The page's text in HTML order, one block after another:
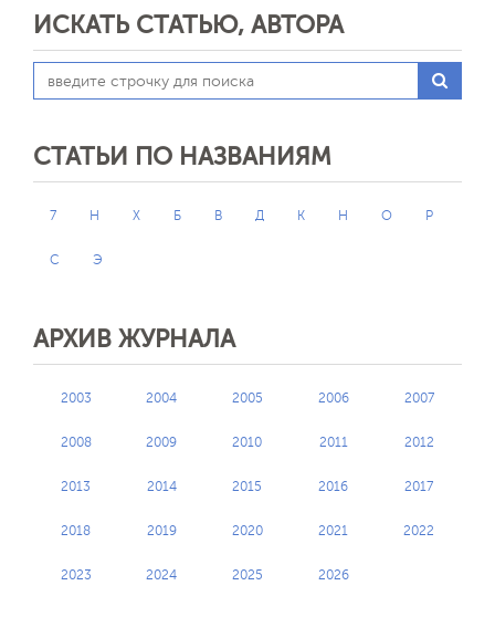
ИСКАТЬ СТАТЬЮ, АВТОРА
СТАТЬИ ПО НАЗВАНИЯМ
7 H X Б В Д К Н О Р
С Э
АРХИВ ЖУРНАЛА
2003 2004 2005 2006 2007
2008 2009 2010 2011 2012
2013 2014 2015 2016 2017
2018 2019 2020 2021 2022
2023 2024 2025 2026